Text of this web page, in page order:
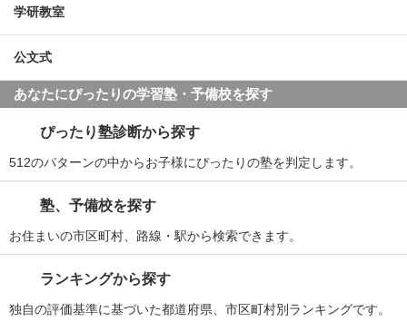
学研教室
公文式
あなたにぴったりの学習塾・予備校を探す
ぴったり塾診断から探す
512のパターンの中からお子様にぴったりの塾を判定します。
塾、予備校を探す
お住まいの市区町村、路線・駅から検索できます。
ランキングから探す
独自の評価基準に基づいた都道府県、市区町村別ランキングです。